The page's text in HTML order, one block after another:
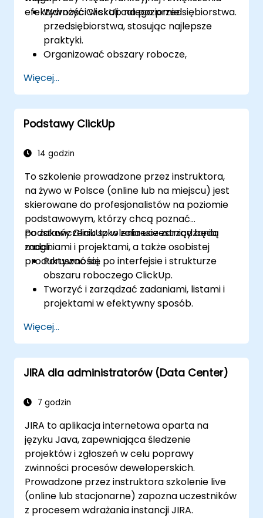
efektywności w skali całego przedsiębiorstwa.
Wdrożyć ClickUp na poziomie
przedsiębiorstwa, stosując najlepsze
praktyki.
Organizować obszary robocze,
zespołów.
Wykorzystywać zaawansowane raporty i
pulpity nawigacyjne do uzyskiwania
wglądów dla kadry zarządzającej.
ClickUp z systemami przedsiębiorstwa.
i bezpieczeństwa w ramach ClickUp.
Więcej...
Podstawy ClickUp
14 godzin
To szkolenie prowadzone przez instruktora,
na żywo w Polsce (online lub na miejscu) jest
skierowane do profesjonalistów na poziomie
podstawowym, którzy chcą poznać
podstawy ClickUp w zakresie zarządzania
zadaniami i projektami, a także osobistej
produktywności.
Po zakończeniu szkolenia uczestnicy będą
mogli:
Poruszać się po interfejsie i strukturze
obszaru roboczego ClickUp.
Tworzyć i zarządzać zadaniami, listami i
projektami w efektywny sposób.
Tablica i Kalendarz, aby lepiej
organizować pracę.
Stosować funkcje produktywności, takie
jak priorytety, tagi i niestandardowe
Skutecznie współpracować, korzystając z
przestrzeni.
Konfigurować osobiste przepływy pracy,
aby zarządzać codziennymi zadaniami.
Więcej...
JIRA dla administratorów (Data Center)
7 godzin
JIRA to aplikacja internetowa oparta na
języku Java, zapewniająca śledzenie
projektów i zgłoszeń w celu poprawy
zwinności procesów deweloperskich.
Prowadzone przez instruktora szkolenie live
(online lub stacjonarne) zapozna uczestników
z procesem wdrażania instancji JIRA.